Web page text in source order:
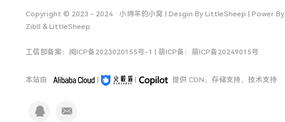
Copyright © 2023 - 2024 · 小绵羊的小窝 | Desgin By LittleSheep | Power By
Zibll & LittleSheep
工信部备案： 闽ICP备2023020155号-1 | 萌ICP备： 萌ICP备20249015号
本站由 | | 提供 CDN，存储支持，技术支持